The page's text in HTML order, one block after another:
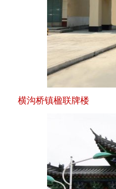
横沟桥镇楹联牌楼